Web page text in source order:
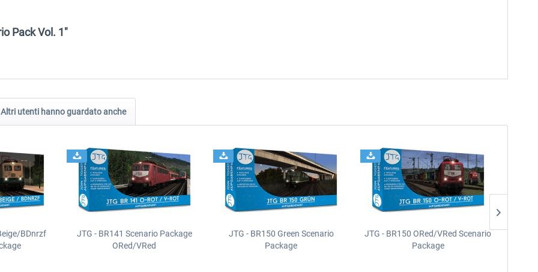
Pack Vol. 1"
Altri utenti hanno guardato anche
BDnrzf
JTG - BR141 Scenario Package
ORed/VRed
JTG - BR150 Green Scenario
Package
JTG - BR150 ORed/VRed Scenario
Package